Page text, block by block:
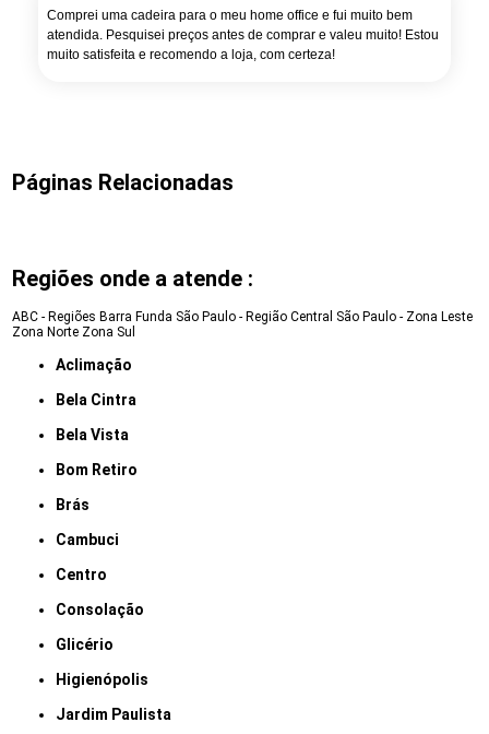
Comprei uma cadeira para o meu home office e fui muito bem
atendida. Pesquisei preços antes de comprar e valeu muito! Estou
muito satisfeita e recomendo a loja, com certeza!
Páginas Relacionadas
Regiões onde a atende :
ABC - Regiões Barra Funda São Paulo - Região Central São Paulo - Zona Leste
Zona Norte Zona Sul
Aclimação
Bela Cintra
Bela Vista
Bom Retiro
Brás
Cambuci
Centro
Consolação
Glicério
Higienópolis
Jardim Paulista